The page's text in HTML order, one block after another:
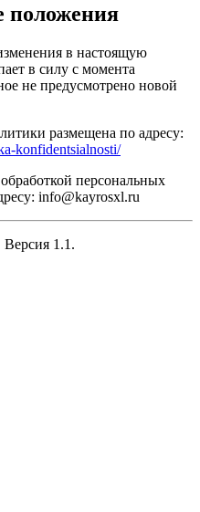
положения
в настоящую
в силу с момента
не предусмотрено новой
размещена по адресу:
konfidentsialnosti/
персональных
info@kayrosxl.ru
1.1.